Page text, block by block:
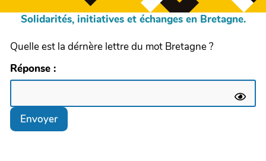
Solidarités, initiatives et échanges en Bretagne.
Quelle est la dérnère lettre du mot Bretagne ?
Réponse :
Envoyer